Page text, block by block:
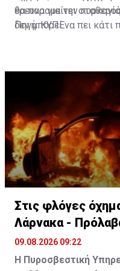
θα παραμείνει
δεν μπορεί να πει κάτι
έρευνα για την
Πηγή: ΚΥΠΕ
Στις φλόγες
Λάρνακα -
09.08.2026 09:22
Η Πυροσβεστική